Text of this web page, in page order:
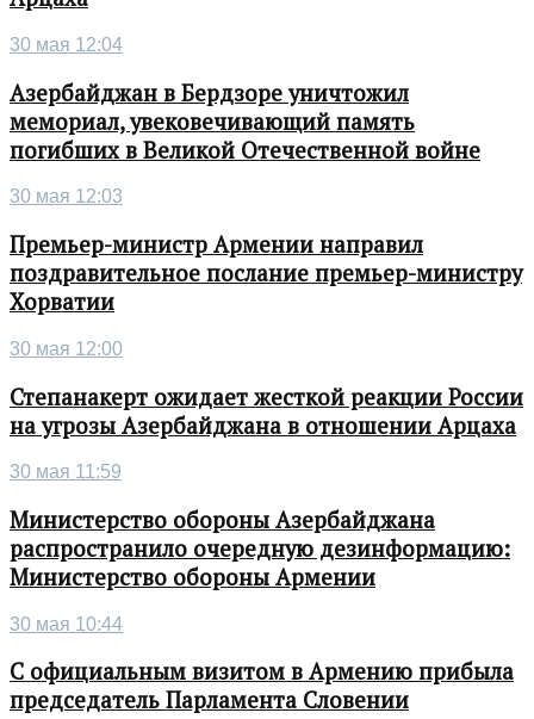
30 мая 12:04
Азербайджан в Бердзоре уничтожил
мемориал, увековечивающий память
погибших в Великой Отечественной войне
30 мая 12:03
Премьер-министр Армении направил
поздравительное послание премьер-министру
Хорватии
30 мая 12:00
Степанакерт ожидает жесткой реакции России
на угрозы Азербайджана в отношении Арцаха
30 мая 11:59
Министерство обороны Азербайджана
распространило очередную дезинформацию:
Министерство обороны Армении
30 мая 10:44
С официальным визитом в Армению прибыла
председатель Парламента Словении